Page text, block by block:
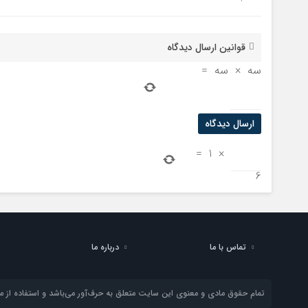
قوانین ارسال دیدگاه
سه × سه =
×
1
=
6
تماس با ما درباره ما
تمام حقوق مادی و معنوی این سایت متعلق به حرف‌آور می‌باشد و استفاده از